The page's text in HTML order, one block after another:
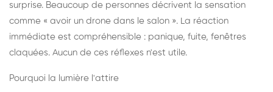
surprise. Beaucoup de personnes décrivent la sensation
comme « avoir un drone dans le salon ». La réaction
immédiate est compréhensible : panique, fuite, fenêtres
claquées. Aucun de ces réflexes n'est utile.
Pourquoi la lumière l'attire